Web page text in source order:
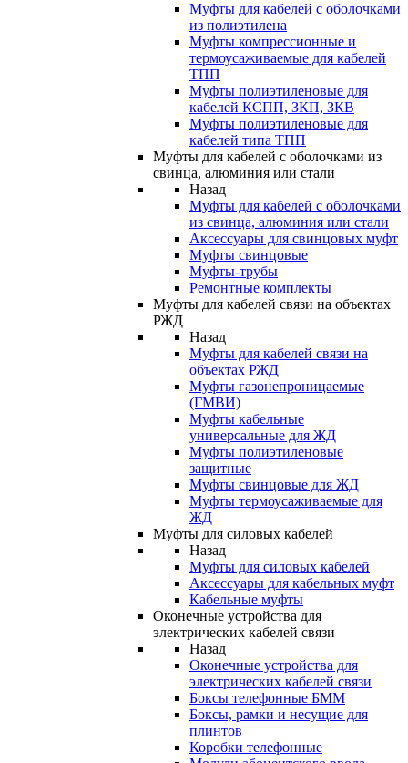
Муфты для кабелей с оболочками
из полиэтилена
Муфты компрессионные и
термоусаживаемые для кабелей
ТПП
Муфты полиэтиленовые для
кабелей КСПП, ЗКП, ЗКВ
Муфты полиэтиленовые для
кабелей типа ТПП
Муфты для кабелей с оболочками из
свинца, алюминия или стали
Назад
Муфты для кабелей с оболочками
из свинца, алюминия или стали
Аксессуары для свинцовых муфт
Муфты свинцовые
Муфты-трубы
Ремонтные комплекты
Муфты для кабелей связи на объектах
РЖД
Назад
Муфты для кабелей связи на
объектах РЖД
Муфты газонепроницаемые
(ГМВИ)
Муфты кабельные
универсальные для ЖД
Муфты полиэтиленовые
защитные
Муфты свинцовые для ЖД
Муфты термоусаживаемые для
ЖД
Муфты для силовых кабелей
Назад
Муфты для силовых кабелей
Аксессуары для кабельных муфт
Кабельные муфты
Оконечные устройства для
электрических кабелей связи
Назад
Оконечные устройства для
электрических кабелей связи
Боксы телефонные БММ
Боксы, рамки и несущие для
плинтов
Коробки телефонные